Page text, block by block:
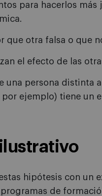
para hacerlos
que otra falsa o que
el efecto de las
una persona distinta
ejemplo) tiene un
hipótesis con un
de